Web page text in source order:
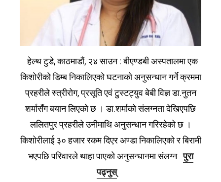
हेल्थ टुडे, काठमाडौं, २४ साउन : बीएण्डबी अस्पतालमा एक
किशोरीको डिम्ब निकालिएको घटनाको अनुसन्धान गर्ने क्रममा
प्रहरीले स्त्रीरोग, प्रसूति एवं टुस्टट्युव बेबी विज्ञ डा.नुतन
शर्मासँग बयान लिएको छ । डा.शर्माको संलग्नता देखिएपछि
ललितपुर प्रहरीले उनीमाथि अनुसन्धान गरिरहेको छ ।
किशोरीलाई ३० हजार रकम दिएर अण्डा निकालिएको र बिरामी
भएपछि परिवारले थाहा पाएको अनुसन्धानमा संलग्नपुरा
पढ्नुस्